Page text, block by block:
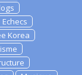
Echecs
Korea